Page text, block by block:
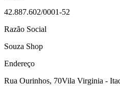
42.887.602/0001-52
Razão Social
Souza Shop
Endereço
Rua Ourinhos, 70Vila Virginia -